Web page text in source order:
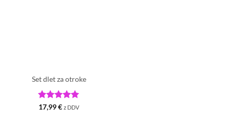
Set dlet za otroke
Ocenjeno5
17,99€ z DDV